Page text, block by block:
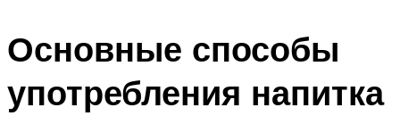
Основные способы
употребления напитка